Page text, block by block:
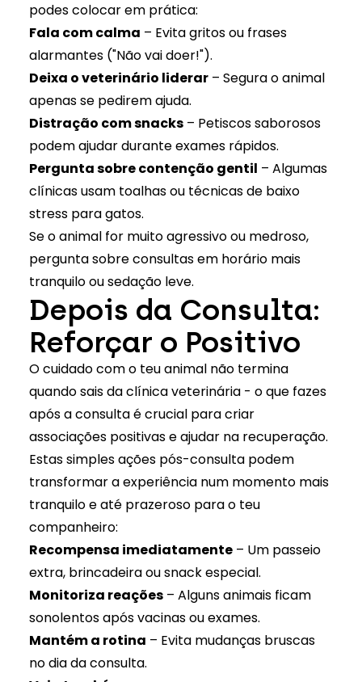
podes colocar em prática:
Fala com calma – Evita gritos ou frases
alarmantes ("Não vai doer!").
Deixa o veterinário liderar– Segura o animal
apenas se pedirem ajuda.
Distração com snacks– Petiscos saborosos
podem ajudar durante exames rápidos.
Pergunta sobre contenção gentil – Algumas
clínicas usam toalhas ou técnicas de baixo
stress para gatos.
Se o animal for muito agressivo ou medroso,
pergunta sobre consultas em horário mais
tranquilo ou sedação leve.
Depois da Consulta:
Reforçar o Positivo
O cuidado com o teu animal não termina
quando sais da clínica veterinária - o que fazes
após a consulta é crucial para criar
associações positivas e ajudar na recuperação.
Estas simples ações pós-consulta podem
transformar a experiência num momento mais
tranquilo e até prazeroso para o teu
companheiro:
Recompensa imediatamente– Um passeio
extra, brincadeira ou snack especial.
Monitoriza reações– Alguns animais ficam
sonolentos após vacinas ou exames.
Mantém a rotina – Evita mudanças bruscas
no dia da consulta.